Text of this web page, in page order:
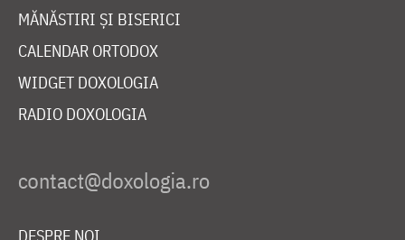
MĂNĂSTIRI ȘI BISERICI
CALENDAR ORTODOX
WIDGET DOXOLOGIA
RADIO DOXOLOGIA
DESPRE NOI